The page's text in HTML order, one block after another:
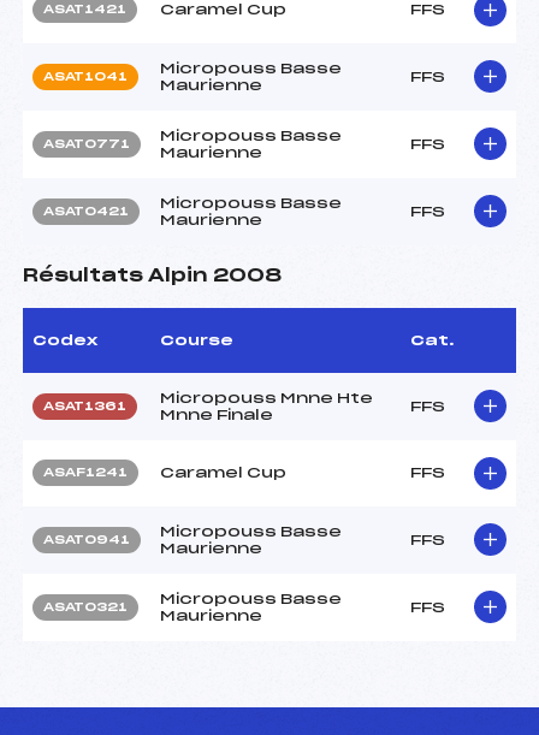
ASAT1421 Caramel Cup FFS
ASAT1041
Micropouss Basse
Maurienne
FFS
ASAT0771
Micropouss Basse
Maurienne
FFS
ASAT0421
Micropouss Basse
Maurienne
FFS
Résultats Alpin 2008
Codex Course Cat.
ASAT1361
Micropouss Mnne Hte
Mnne Finale
FFS
ASAF1241 Caramel Cup FFS
ASAT0941
Micropouss Basse
Maurienne
FFS
ASAT0321
Micropouss Basse
Maurienne
FFS